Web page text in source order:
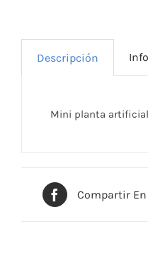
Descripción
Mini planta artificial
Compartir